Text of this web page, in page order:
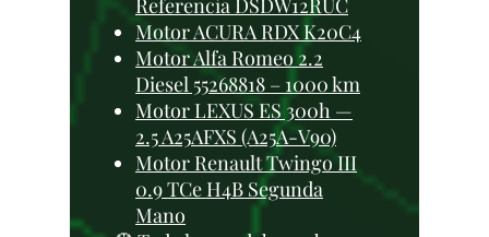
Referencia DSDW12RUC
Motor ACURA RDX K20C4
Motor Alfa Romeo 2.2
Diesel 55268818 – 1000 km
Motor LEXUS ES 300h —
2.5 A25AFXS (A25A-V90)
Motor Renault Twingo III
0.9 TCe H4B Segunda
Mano